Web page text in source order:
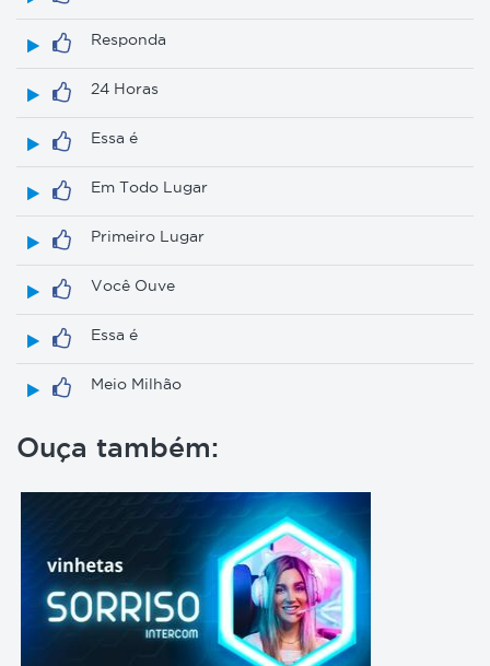
Responda
24 Horas
Essa é
Em Todo Lugar
Primeiro Lugar
Você Ouve
Essa é
Meio Milhão
Ouça também: